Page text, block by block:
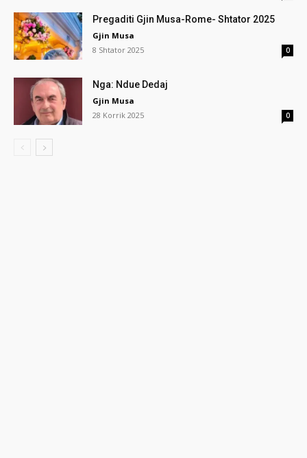
Pregaditi Gjin Musa-Rome- Shtator 2025
Gjin Musa
8 Shtator 2025
0
Nga: Ndue Dedaj
Gjin Musa
28 Korrik 2025
0